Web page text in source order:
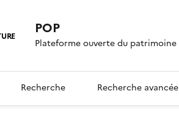
POP
Plateforme ouverte du patrimoine
Recherche Recherche avancée